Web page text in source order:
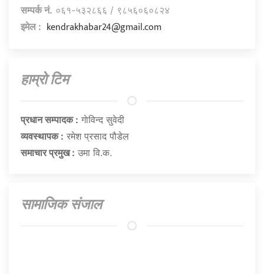
सम्पर्क नं. ०६१-५३२८६६ / ९८५६०६०८२४
इमेल : kendrakhabar24@gmail.com
हाम्राे टिम
प्रधान सम्पादक : गाेविन्द सुवेदी
व्यवस्थापक : रमेश प्रसाद पौडेल
समाचार प्रमुख : उमा वि.क.
सामाजिक संजाल